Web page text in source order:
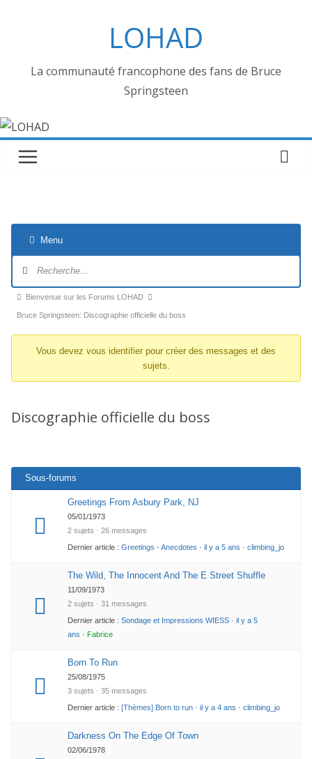
LOHAD
La communauté francophone des fans de Bruce
Springsteen
Menu
forum
Fil
d’Ariane
forum –
Bienvenue sur les Forums LOHAD
Bruce Springsteen: Discographie officielle du boss
Vous devez vous identifier pour créer des messages et des
sujets.
Discographie officielle du boss
Sous-forums
Greetings From Asbury Park, NJ
05/01/1973
2 sujets · 26 messages
Dernier article : Greetings - Anecdotes · il y a 5 ans · climbing_jo
The Wild, The Innocent And The E Street Shuffle
11/09/1973
2 sujets · 31 messages
Dernier article : Sondage et Impressions WIESS · il y a 5
ans · Fabrice
Born To Run
25/08/1975
3 sujets · 35 messages
Dernier article : [Thèmes] Born to run · il y a 4 ans · climbing_jo
Darkness On The Edge Of Town
02/06/1978